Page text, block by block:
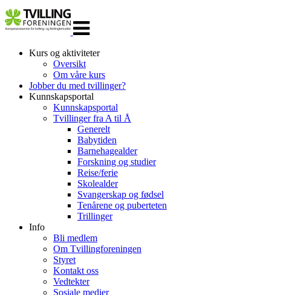
navigasjon
Kurs og aktiviteter
Oversikt
Om våre kurs
Jobber du med tvillinger?
Kunnskapsportal
Kunnskapsportal
Tvillinger fra A til Å
Generelt
Babytiden
Barnehagealder
Forskning og studier
Reise/ferie
Skolealder
Svangerskap og fødsel
Tenårene og puberteten
Trillinger
Info
Bli medlem
Om Tvillingforeningen
Styret
Kontakt oss
Vedtekter
Sosiale medier